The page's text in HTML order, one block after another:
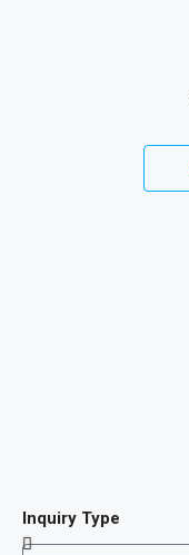
Inquiry Type